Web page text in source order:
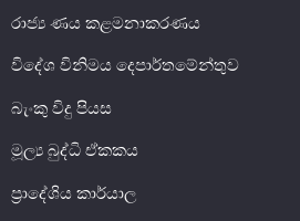
අනුගත වීම
රාජ්‍ය සුරැකුම්පත් වෙළෙඳපොළ
කොටස් වෙළෙඳපොළ
මූල්‍ය යටිතල පහසුකම්
රාජ්‍ය ණය කළමනාකරණය
විදේශ විනිමය දෙපාර්තමේන්තුව
බැංකු විදු පියස
මූල්‍ය බුද්ධි ඒකකය
ප්‍රාදේශිය කාර්යාල